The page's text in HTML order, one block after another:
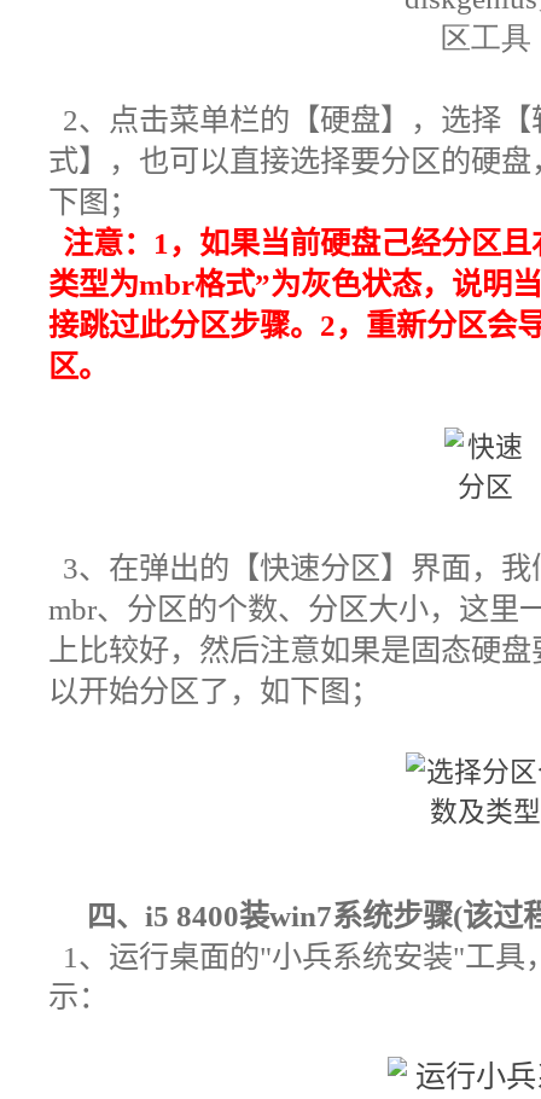
2、 点击菜单栏的【硬盘】，选择
式】，也可以直接选择要分区的硬盘
下图；
注意：1，如果当前硬盘己经分区
类型为mbr格式”为灰色状态，说明
接跳过此分区步骤。 2，重新分区会
区。
3、在弹出的【快速分区】界面，
mbr、分区的个数、分区大小，这里
上比较好，然后注意如果是固态硬
以开始分区了，如下图；
四、i5 8400装win7系统步骤(该过
1、运行桌面的"小兵系统安装"工
示：